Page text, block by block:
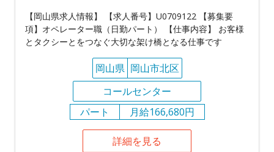
【岡山県求人情報】 【求人番号】U0709122 【募集要
項】オペレーター職（日勤パート） 【仕事内容】 お客様
とタクシーとをつなぐ大切な架け橋となる仕事です
岡山県 岡山市北区
コールセンター
パート
月給166,680円
詳細を見る